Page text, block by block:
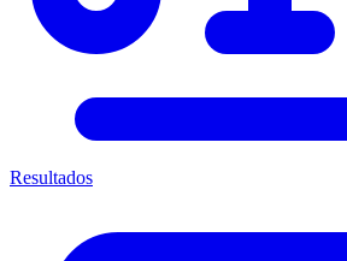
Resultados